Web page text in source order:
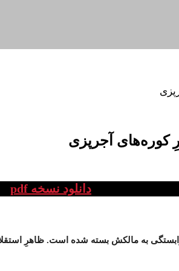
کوره‌های آجرپزی
دانلود نسخه pdf
به مالکش بسته شده است. ظاهرِ